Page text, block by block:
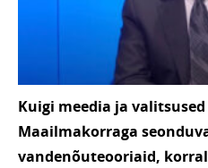
Kuigi meedia ja
Maailmakorraga
vandenõuteooriaid,